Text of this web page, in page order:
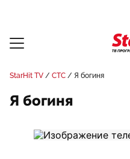
StarHit TV СТС Я богиня
Я богиня